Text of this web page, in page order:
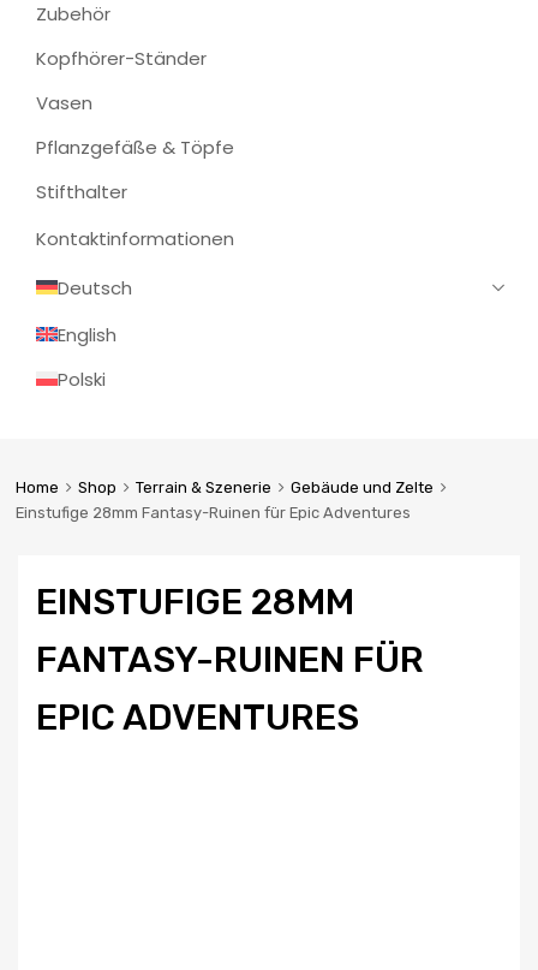
Zubehör
Kopfhörer-Ständer
Vasen
Pflanzgefäße & Töpfe
Stifthalter
Kontaktinformationen
Deutsch
English
Polski
Home Shop Terrain & Szenerie
Gebäude und Zelte
Einstufige 28mm Fantasy-Ruinen für Epic Adventures
EINSTUFIGE 28MM
FANTASY-RUINEN FÜR
EPIC ADVENTURES